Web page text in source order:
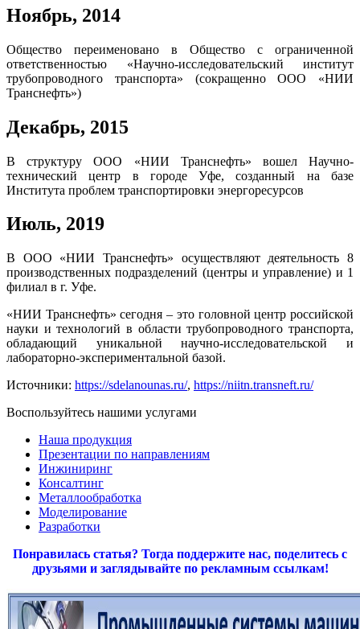
Ноябрь, 2014
Общество переименовано в Общество с ограниченной
ответственностью «Научно-исследовательский институт
трубопроводного транспорта» (сокращенно ООО «НИИ
Транснефть»)
Декабрь, 2015
В структуру ООО «НИИ Транснефть» вошел Научно-
технический центр в городе Уфе, созданный на базе
Института проблем транспортировки энергоресурсов
Июль, 2019
В ООО «НИИ Транснефть» осуществляют деятельность 8
производственных подразделений (центры и управление) и 1
филиал в г. Уфе.
«НИИ Транснефть» сегодня – это головной центр российской
науки и технологий в области трубопроводного транспорта,
обладающий уникальной научно-исследовательской и
лабораторно-экспериментальной базой.
Источники: https://sdelanounas.ru/, https://niitn.transneft.ru/
Воспользуйтесь нашими услугами
Наша продукция
Презентации по направлениям
Инжиниринг
Консалтинг
Металлообработка
Моделирование
Разработки
Понравилась статья? Тогда поддержите нас, поделитесь с
друзьями и заглядывайте по рекламным ссылкам!